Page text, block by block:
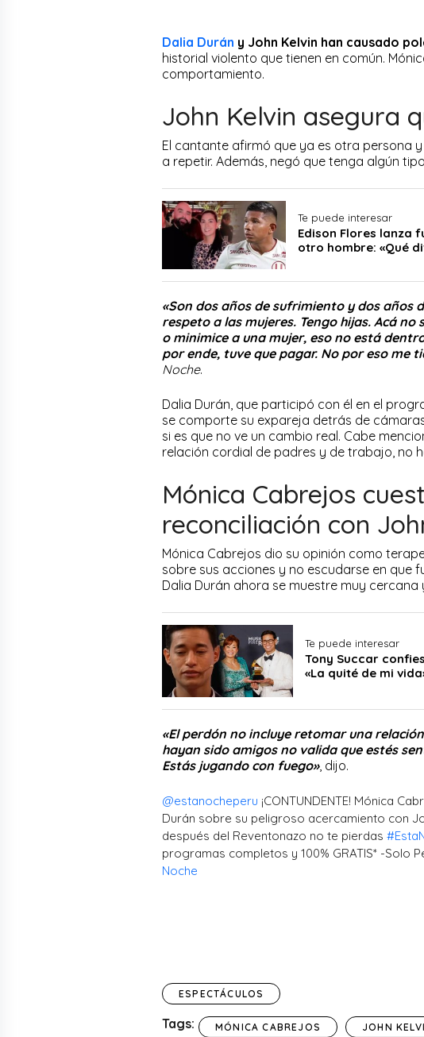
Dalia Durán y John Kelvin han causado
historial violento que tienen en común.
comportamiento.
John Kelvin asegura
El cantante afirmó que ya es otra persona
a repetir. Además, negó que tenga algún
Te puede interesar
Edison Flores lanza
otro hombre: «Qué
«Son dos años de sufrimiento y dos años
respeto a las mujeres. Tengo hijas. Acá
o minimice a una mujer, eso no está
por ende, tuve que pagar. No por eso me
Noche.
Dalia Durán, que participó con él en el
se comporte su expareja detrás de
si es que no ve un cambio real. Cabe
relación cordial de padres y de trabajo, no
Mónica Cabrejos
reconciliación con
Mónica Cabrejos dio su opinión como
sobre sus acciones y no escudarse en que
Dalia Durán ahora se muestre muy cercana
Te puede interesar
Tony Succar
«La quité de mi
«El perdón no incluye retomar una
hayan sido amigos no valida que estés
Estás jugando con fuego», dijo.
@estanocheperu ¡CONTUNDENTE! Mónica
Durán sobre su peligroso acercamiento con
después del Reventonazo no te pierdas
programas completos y 100% GRATIS* -Solo
Noche
ESPECTÁCULOS
Tags: MÓNICA CABREJOS JOHN